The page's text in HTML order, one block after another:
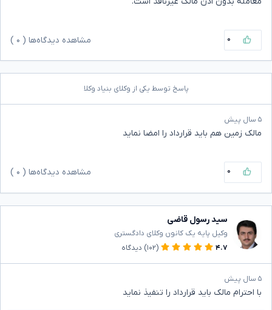
۰ مشاهده دیدگاه‌ها ( ۰
پاسخ توسط یکی از وکلای بنیاد وکلا
۵ سال پیش
مالک زمین هم باید قرارداد را امضا نماید
۰ مشاهده دیدگاه‌ها ( ۰
سید رسول قاضی
وکیل پایه یک کانون وکلای دادگستری
۴.۷
(۱۰۲) دیدگاه
۵ سال پیش
با احترام مالک باید قرارداد را تنفیذ نماید